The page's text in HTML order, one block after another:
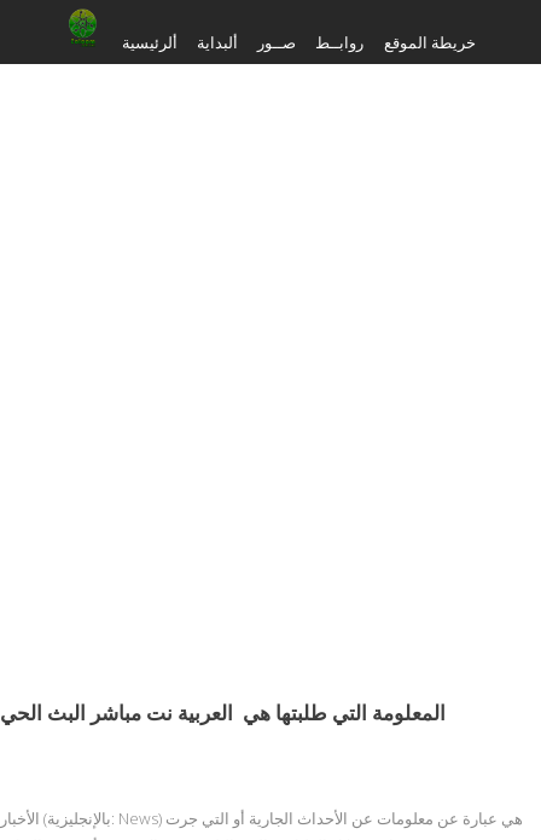
ألرئيسية ألبداية صــور روابــط خريطة الموقع
المعلومة التي طلبتها هي العربية نت مباشر البث الحي
الأخبار (بالإنجليزية: News) هي عبارة عن معلومات عن الأحداث الجارية أو التي جرت